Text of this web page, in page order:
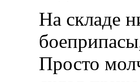
На складе
Просто